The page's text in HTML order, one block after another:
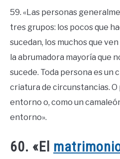
59. «Las personas
tres grupos: los pocos que
sucedan, los muchos que
la abrumadora mayoría que
sucede. Toda persona es un
criatura de circunstancias. O
entorno o, como un
entorno».
60. «El